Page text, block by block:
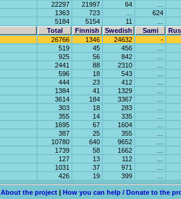
22297 21997 64
1363 723
624
5184 5154 11
Total
Finnish Swedish Sami
26766 1346 24632
-
519 45 456
925 56 842
2441 88 2310
596 18 543
444 23 412
1384 41 1329
3614 184 3367
303 18 283
355 14 335
1695 67 1604
387 25 355
10780 640 9652
1739 58 1662
127 13 112
1031 37 971
426 19 399
About the project | How you can help / Donate to the